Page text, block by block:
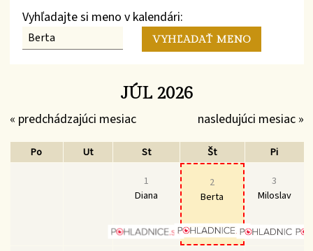
Vyhľadajte si meno v kalendári:
JÚL 2026
« predchádzajúci mesiac nasledujúci mesiac »
Po Ut St Št
Pi
1
Diana
2
Berta
3
Miloslav